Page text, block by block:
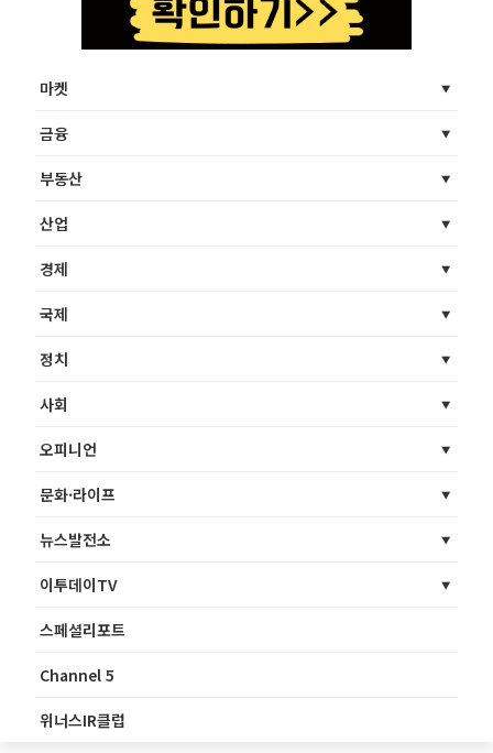
마켓
금융
부동산
산업
경제
국제
정치
사회
오피니언
문화·라이프
뉴스발전소
이투데이TV
스페셜리포트
Channel 5
위너스IR클럽